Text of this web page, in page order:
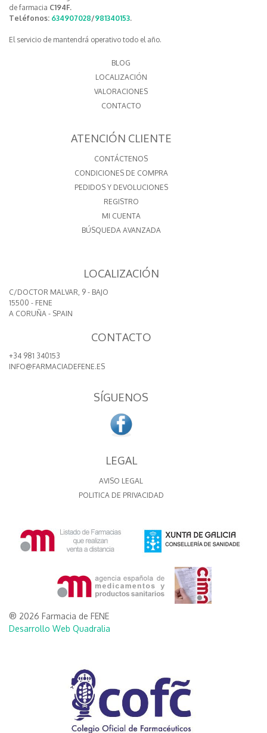
de farmacia C194F.
Teléfonos: 634907028/981340153.
El servicio de mantendrá operativo todo el año.
BLOG
LOCALIZACIÓN
VALORACIONES
CONTACTO
ATENCIÓN CLIENTE
CONTÁCTENOS
CONDICIONES DE COMPRA
PEDIDOS Y DEVOLUCIONES
REGISTRO
MI CUENTA
BÚSQUEDA AVANZADA
LOCALIZACIÓN
C/DOCTOR MALVAR, 9 - BAJO
15500 - FENE
A CORUÑA - SPAIN
CONTACTO
+34 981 340153
INFO@FARMACIADEFENE.ES
SÍGUENOS
LEGAL
AVISO LEGAL
POLITICA DE PRIVACIDAD
® 2026 Farmacia de FENE
Desarrollo Web Quadralia